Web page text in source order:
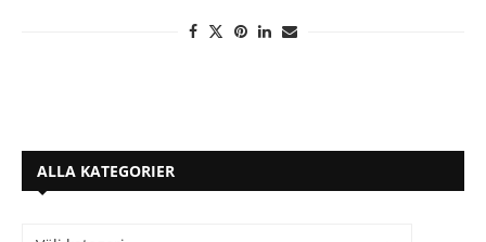
ALLA KATEGORIER